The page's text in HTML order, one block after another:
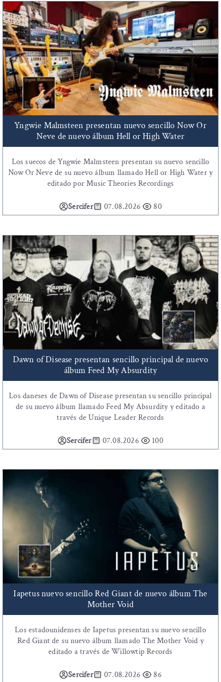
Yngwie Malmsteen presentan nuevo sencillo Now Or
Neve de nuevo álbum Hell or High Water
Los suecos de Yngwie Malmsteen presentan su nuevo sencillo
Now Or Neve de su nuevo álbum llamado Hell or High Water y
editado por Music Theories Recordings
Sercifer 07.08.2026 80
Dawn of Disease presentan sencillo principal de nuevo
álbum Feed My Absurdity
Los daneses de Dawn of Disease presentan su sencillo principal
de su nuevo álbum llamado Feed My Absurdity y editado a
través de Unique Leader Records
Sercifer 07.08.2026 100
Iapetus nuevo sencillo Red Giant de nuevo álbum The
Mother Void
Los estadounidenses de Iapetus presentan su nuevo sencillo
Red Giant de su nuevo álbum llamado The Mother Void y
editado a través de Willowtip Records
Sercifer 07.08.2026 86